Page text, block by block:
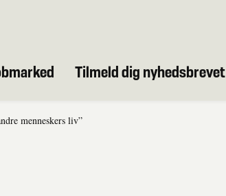
Tilmeld dig nyhedsbrevet
menneskers liv”